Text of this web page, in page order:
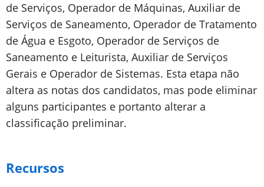
de Serviços, Operador de Máquinas, Auxiliar de
Serviços de Saneamento, Operador de Tratamento
de Água e Esgoto, Operador de Serviços de
Saneamento e Leiturista, Auxiliar de Serviços
Gerais e Operador de Sistemas. Esta etapa não
altera as notas dos candidatos, mas pode eliminar
alguns participantes e portanto alterar a
classificação preliminar.
Recursos